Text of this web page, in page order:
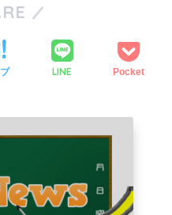
LINE Pocket